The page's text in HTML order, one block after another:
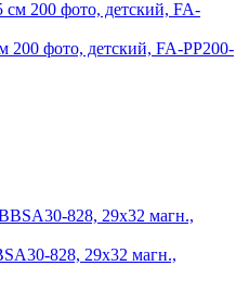
200 фото, детский, FA-PP200-
828, 29х32 магн.,